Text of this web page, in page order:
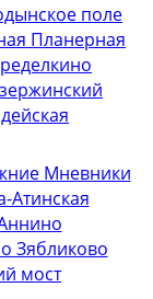
поле
Планерная
Мневники
Атинская
Зябликово
мост